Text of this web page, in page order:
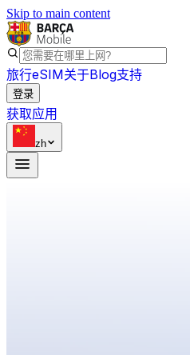
Skip to main content
旅行eSIM关于Blog支持
登录
获取应用
zh